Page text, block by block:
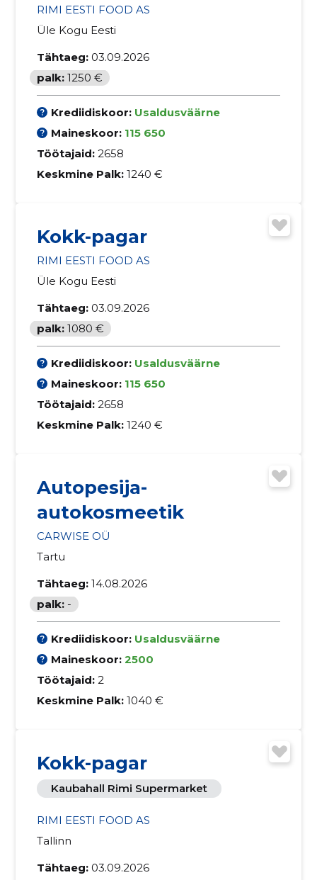
RIMI EESTI FOOD AS
Üle Kogu Eesti
Tähtaeg: 03.09.2026
palk: 1250 €
Krediidiskoor: Usaldusväärne
Maineskoor: 115 650
Töötajaid: 2658
Keskmine Palk: 1240 €
Kokk-pagar
RIMI EESTI FOOD AS
Üle Kogu Eesti
Tähtaeg: 03.09.2026
palk: 1080 €
Krediidiskoor: Usaldusväärne
Maineskoor: 115 650
Töötajaid: 2658
Keskmine Palk: 1240 €
Autopesija-
autokosmeetik
CARWISE OÜ
Tartu
Tähtaeg: 14.08.2026
palk: -
Krediidiskoor: Usaldusväärne
Maineskoor: 2500
Töötajaid: 2
Keskmine Palk: 1040 €
Kokk-pagar
Kaubahall Rimi Supermarket
RIMI EESTI FOOD AS
Tallinn
Tähtaeg: 03.09.2026